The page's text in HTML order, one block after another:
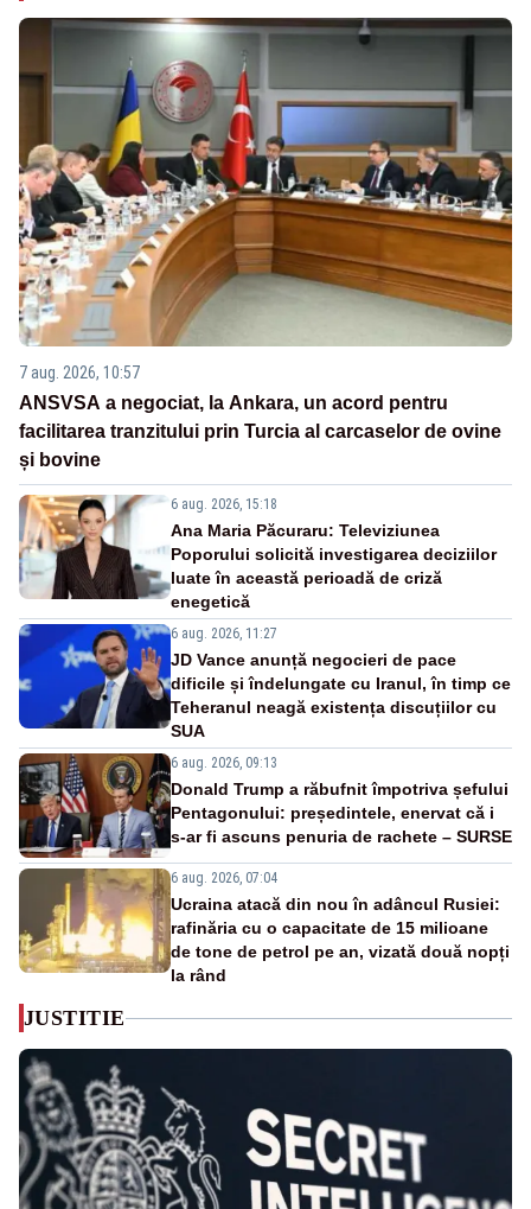
7 aug. 2026, 10:57
ANSVSA a negociat, la Ankara, un acord pentru
facilitarea tranzitului prin Turcia al carcaselor de ovine
și bovine
6 aug. 2026, 15:18
Ana Maria Păcuraru: Televiziunea
Poporului solicită investigarea deciziilor
luate în această perioadă de criză
enegetică
6 aug. 2026, 11:27
JD Vance anunță negocieri de pace
dificile și îndelungate cu Iranul, în timp ce
Teheranul neagă existența discuțiilor cu
SUA
6 aug. 2026, 09:13
Donald Trump a răbufnit împotriva șefului
Pentagonului: președintele, enervat că i
s-ar fi ascuns penuria de rachete – SURSE
6 aug. 2026, 07:04
Ucraina atacă din nou în adâncul Rusiei:
rafinăria cu o capacitate de 15 milioane
de tone de petrol pe an, vizată două nopți
la rând
JUSTITIE